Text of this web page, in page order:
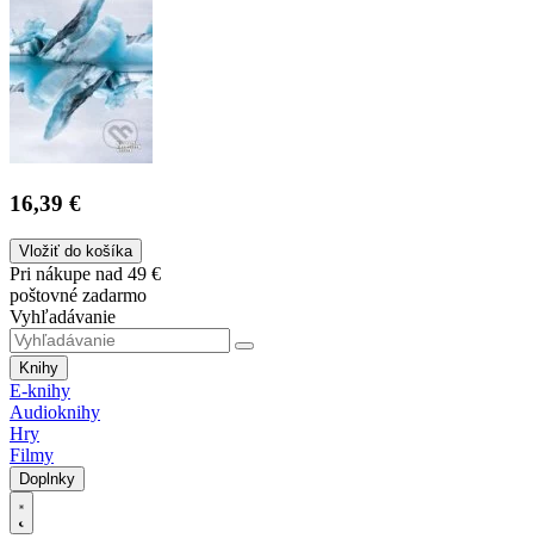
16,39 €
Vložiť do košíka
Pri nákupe nad 49 €
poštovné zadarmo
Vyhľadávanie
Knihy
E-knihy
Audioknihy
Hry
Filmy
Doplnky